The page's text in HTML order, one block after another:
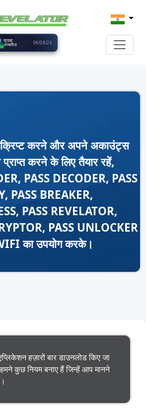
सुरक्षा
सत्यापित 06/08/26
करने और अपने अकाउंट्स
करने के लिए तैयार रहें,
PASS DECODER, PASS
PASS BREAKER,
PASS REVELATOR,
PASS UNLOCKER
का उपयोग करके।
हज़ारों बार डाउनलोड किए जा
कुछ नियम बनाए हैं जिन्हें आप मानने